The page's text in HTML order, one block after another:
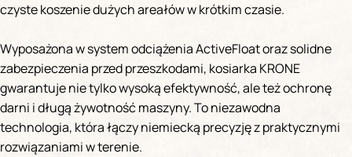
czyste koszenie dużych areałów w krótkim czasie.
Wyposażona w system odciążenia ActiveFloat oraz solidne
zabezpieczenia przed przeszkodami, kosiarka KRONE
gwarantuje nie tylko wysoką efektywność, ale też ochronę
darni i długą żywotność maszyny. To niezawodna
technologia, która łączy niemiecką precyzję z praktycznymi
rozwiązaniami w terenie.